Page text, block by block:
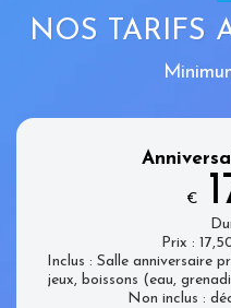
NOS TARIFS
€
Prix :
Inclus : Salle anniversaire
jeux, boissons (eau,
Non inclus :